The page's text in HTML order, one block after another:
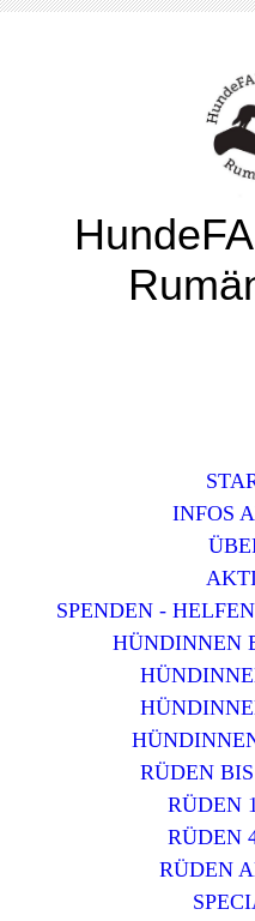
INFOS
SPENDEN -
HÜNDINNEN
RÜDEN
RÜDEN
RÜDEN
RÜDEN